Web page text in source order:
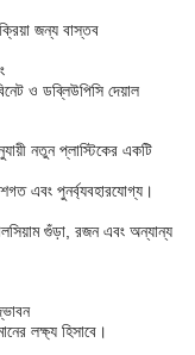
জন্য বাস্তব
ও ডব্লিউপিসি দেয়াল
নতুন প্লাস্টিকের একটি
এবং পুনর্ব্যবহারযোগ্য।
গুঁড়া, রজন এবং অন্যান্য
লক্ষ্য হিসাবে।